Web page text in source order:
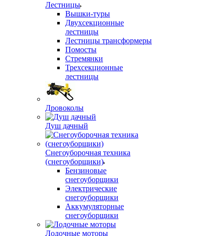
Лестницы
Вышки-туры
Двухсекционные
лестницы
Лестницы трансформеры
Помосты
Стремянки
Трехсекционные
лестницы
Дровоколы
Душ дачный
Снегоуборочная техника
(снегоуборщики)
Бензиновые
снегоуборщики
Электрические
снегоуборщики
Аккумуляторные
снегоуборщики
Лодочные моторы